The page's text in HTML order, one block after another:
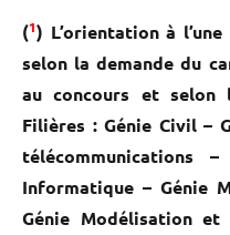
(1) L’orientation à
selon la demande du
au concours et selon
Filières : Génie Civil –
télécommunications
Informatique – Génie
Génie Modélisation